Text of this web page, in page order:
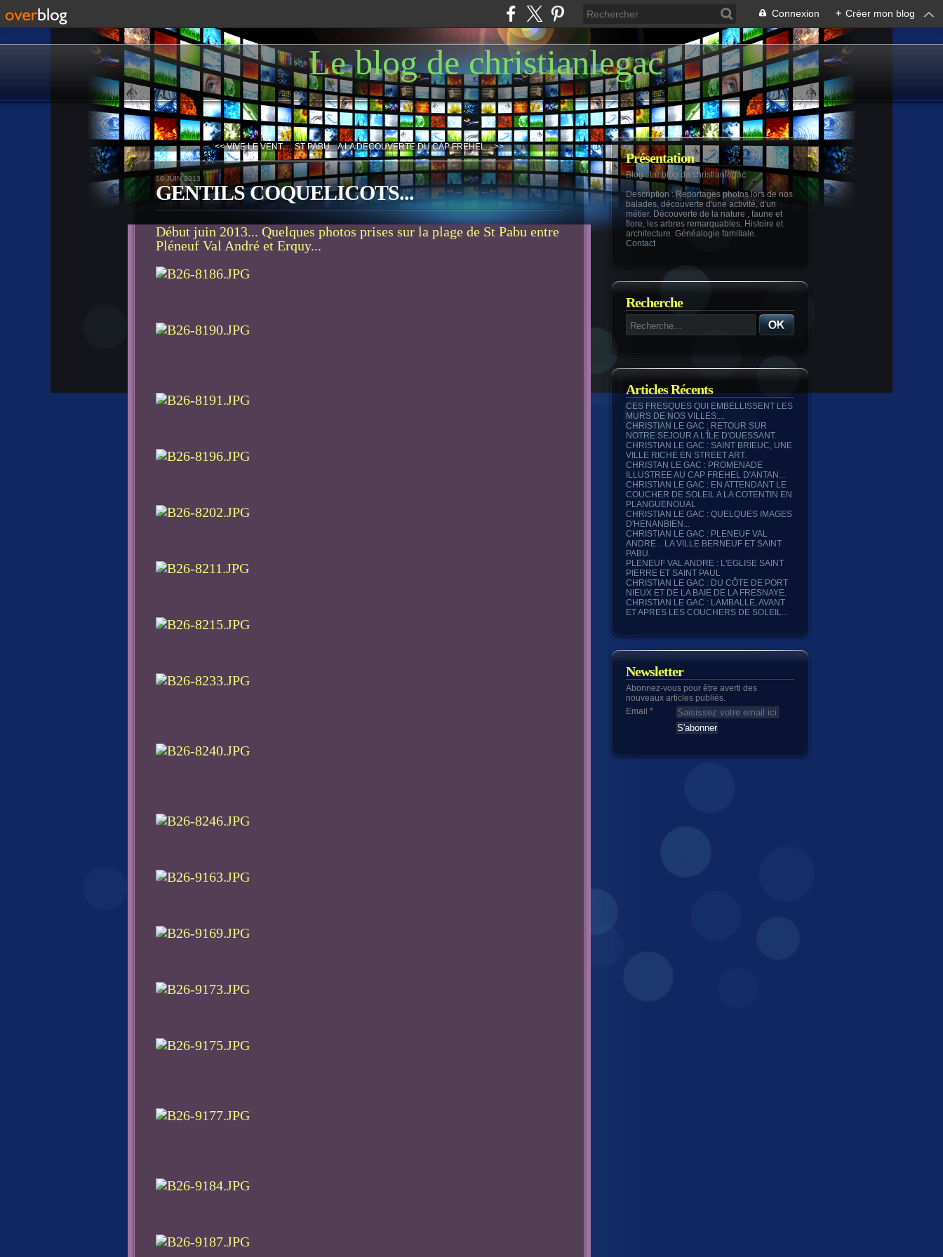
Connexion + Créer mon blog
Le blog de christianlegac
<< VIVE LE VENT..... ST PABU...A LA DECOUVERTE DU CAP FREHEL... >>
16 JUIN 2013
GENTILS COQUELICOTS...
Début juin 2013... Quelques photos prises sur la plage de St Pabu entre
Pléneuf Val André et Erquy...
Présentation
Blog : Le blog de christianlegac
Description: Reportages photos lors de nos
balades, découverte d'une activité, d'un
métier. Découverte de la nature , faune et
flore, les arbres remarquables. Histoire et
architecture. Généalogie familiale.
Contact
Recherche
Articles Récents
CES FRESQUES QUI EMBELLISSENT LES
MURS DE NOS VILLES....
CHRISTIAN LE GAC : RETOUR SUR
NOTRE SEJOUR A L'ÎLE D'OUESSANT.
CHRISTIAN LE GAC : SAINT BRIEUC, UNE
VILLE RICHE EN STREET ART.
CHRISTAN LE GAC : PROMENADE
ILLUSTREE AU CAP FREHEL D'ANTAN...
CHRISTIAN LE GAC : EN ATTENDANT LE
COUCHER DE SOLEIL A LA COTENTIN EN
PLANGUENOUAL
CHRISTIAN LE GAC : QUELQUES IMAGES
D'HENANBIEN...
CHRISTIAN LE GAC : PLENEUF VAL
ANDRE... LA VILLE BERNEUF ET SAINT
PABU.
PLENEUF VAL ANDRE : L'EGLISE SAINT
PIERRE ET SAINT PAUL
CHRISTIAN LE GAC : DU CÔTE DE PORT
NIEUX ET DE LA BAIE DE LA FRESNAYE.
CHRISTIAN LE GAC : LAMBALLE, AVANT
ET APRES LES COUCHERS DE SOLEIL...
Newsletter
Abonnez-vous pour être averti des
nouveaux articles publiés.
Email